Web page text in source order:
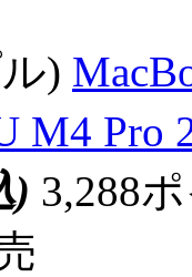
)
M4 Pro
) 3,288